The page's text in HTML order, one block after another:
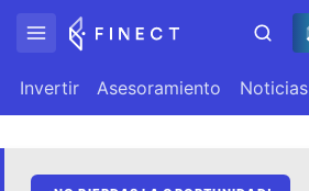
Invertir Asesoramiento Noticias